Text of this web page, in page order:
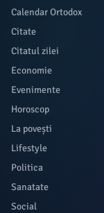
Calendar Ortodox
Citate
Citatul zilei
Economie
Evenimente
Horoscop
La povești
Lifestyle
Politica
Sanatate
Social